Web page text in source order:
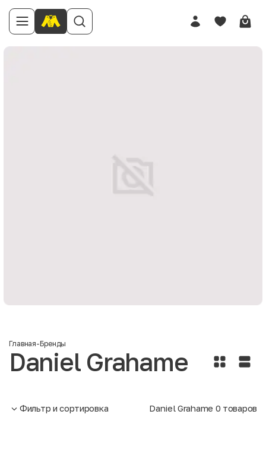
Главная-Бренды
Daniel Grahame
Фильтр и сортировка Daniel Grahame 0 товаров